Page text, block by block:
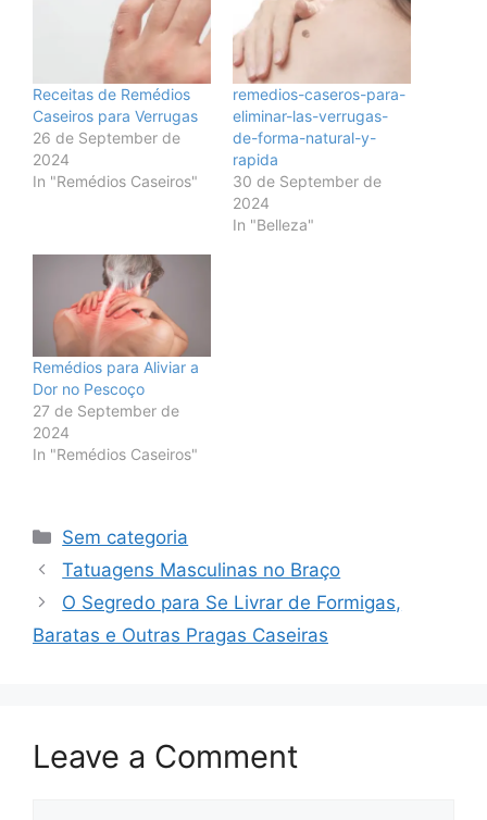
Receitas de Remédios
Caseiros para Verrugas
26 de September de
2024
In "Remédios Caseiros"
remedios-caseros-para-
eliminar-las-verrugas-
de-forma-natural-y-
rapida
30 de September de
2024
In "Belleza"
Remédios para Aliviar a
Dor no Pescoço
27 de September de
2024
In "Remédios Caseiros"
Categories
Sem categoria
Tatuagens Masculinas no Braço
O Segredo para Se Livrar de Formigas,
Baratas e Outras Pragas Caseiras
Leave a Comment